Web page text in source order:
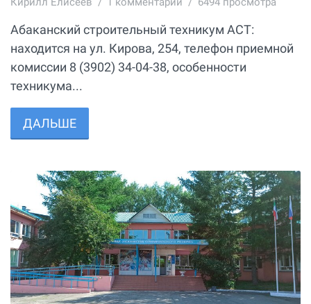
Абаканский строительный техникум АСТ:
находится на ул. Кирова, 254, телефон приемной
комиссии 8 (3902) 34-04-38, особенности
техникума...
ДАЛЬШЕ